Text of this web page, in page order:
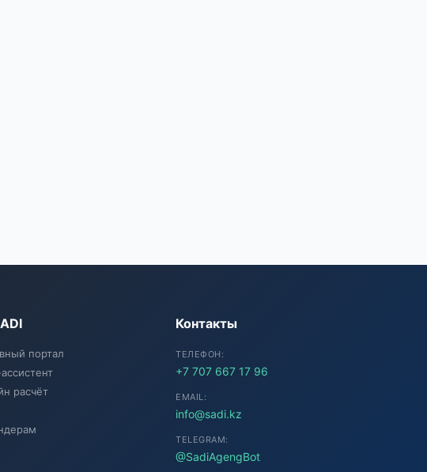
портал
расчёт
Контакты
ТЕЛЕФОН:
+7 707 667 17 96
EMAIL:
info@sadi.kz
TELEGRAM:
@SadiAgengBot